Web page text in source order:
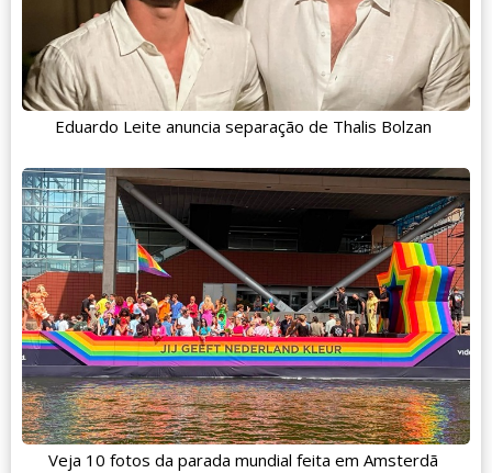
Eduardo Leite anuncia separação de Thalis Bolzan
Veja 10 fotos da parada mundial feita em Amsterdã